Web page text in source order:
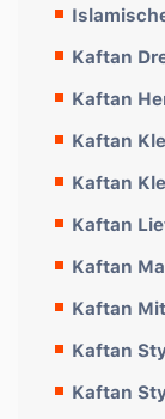
Kaftan
Kaftan
Kaftan
Kaftan
Kaftan
Kaftan
Kaftan
Kaftan
Kaftan